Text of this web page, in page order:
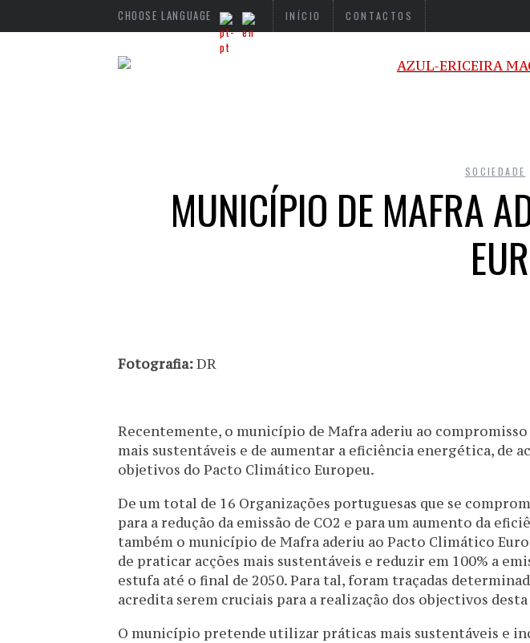
CHOOSE LANGUAGE INÍCIO CONTACTOS
SOCIEDADE
MUNICÍPIO DE MAFRA
Fotografia:DR
Recentemente, o município de Mafra aderiu ao
mais sustentáveis e de aumentar a eficiência energética, de
objetivos do Pacto Climático Europeu.
De um total de 16 Organizações portuguesas que se
para a redução da emissão de CO2 e para um aumento da
também o município de Mafra aderiu ao Pacto Climático
de praticar acções mais sustentáveis e reduzir em 100% a
estufa até o final de 2050. Para tal, foram traçadas
acredita serem cruciais para a realização dos objectivos
O município pretende utilizar práticas mais sustentáveis e